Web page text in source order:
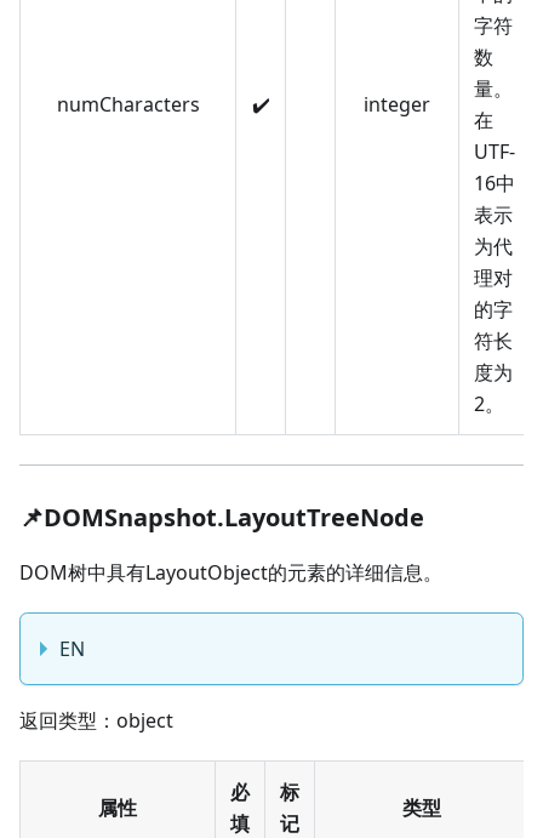
numCharacters ✔️ integer
字符
数
量。
在
UTF-
16中
表示
为代
理对
的字
符长
度为
2。
📌DOMSnapshot.LayoutTreeNode
DOM树中具有LayoutObject的元素的详细信息。
EN
返回类型：object
属性
必
填
标
记
类型